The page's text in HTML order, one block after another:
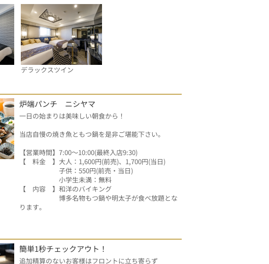
デラックスツイン
炉端パンチ ニシヤマ
一日の始まりは美味しい朝食から！
当店自慢の焼き魚ともつ鍋を是非ご堪能下さい。
【営業時間】7:00～10:00(最終入店9:30)
【　料金　】大人：1,600円(前売)、1,700円(当日)
子供：550円(前売・当日)
小学生未満：無料
【　内容　】和洋のバイキング
博多名物もつ鍋や明太子が食べ放題とな
ります。
簡単1秒チェックアウト！
追加精算のないお客様はフロントに立ち寄らず